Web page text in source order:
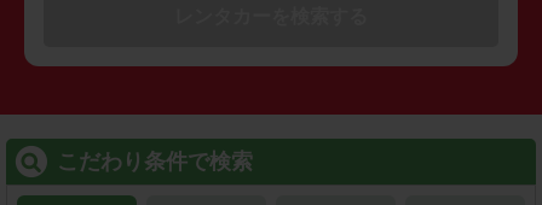
こだわり条件で検索